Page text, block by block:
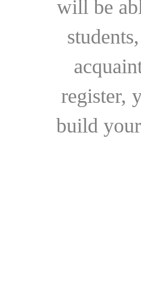
will be
register,
build